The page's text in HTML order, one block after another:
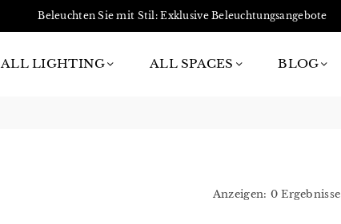
Beleuchten Sie mit Stil: Exklusive Beleuchtungsangebote
ALL LIGHTING ALL SPACES BLOG
Anzeigen: 0 Ergebnisse